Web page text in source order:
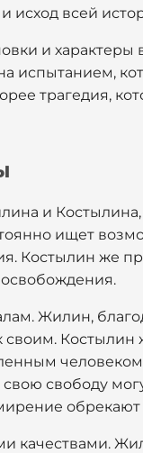
исход всей
и характеры
испытанием,
трагедия,
и Костылина,
ищет
Костылин же
освобождения.
Жилин,
Костылин
свободу
обрекают
качествами.